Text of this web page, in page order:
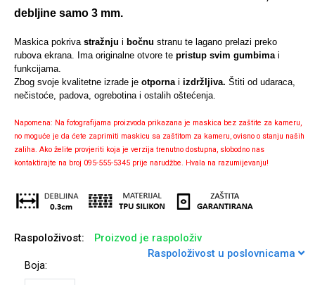
debljine samo 3 mm.
Maskica pokriva stražnju i bočnu stranu te lagano prelazi preko
rubova ekrana. Ima originalne otvore te pristup svim gumbimai
funkcijama.
Zbog svoje kvalitetne izrade je otpornai izdržljiva. Štiti od udaraca,
nečistoće, padova, ogrebotina i ostalih oštećenja.
Napomena: Na fotografijama proizvoda prikazana je maskica bez zaštite za kameru,
no moguće je da ćete zaprimiti maskicu sa zaštitom za kameru, ovisno o stanju naših
zaliha. Ako želite provjeriti koja je verzija trenutno dostupna, slobodno nas
kontaktirajte na broj 095-555-5345 prije narudžbe. Hvala na razumijevanju!
Raspoloživost:
Proizvod je raspoloživ
Raspoloživost u poslovnicama
Boja:
Sleng Feel Good
Univerzalne futrole i
maskice
Preklopne maskice